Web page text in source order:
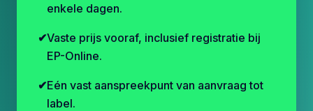
enkele dagen.
Vaste prijs vooraf, inclusief registratie bij
EP-Online.
Eén vast aanspreekpunt van aanvraag tot
label.